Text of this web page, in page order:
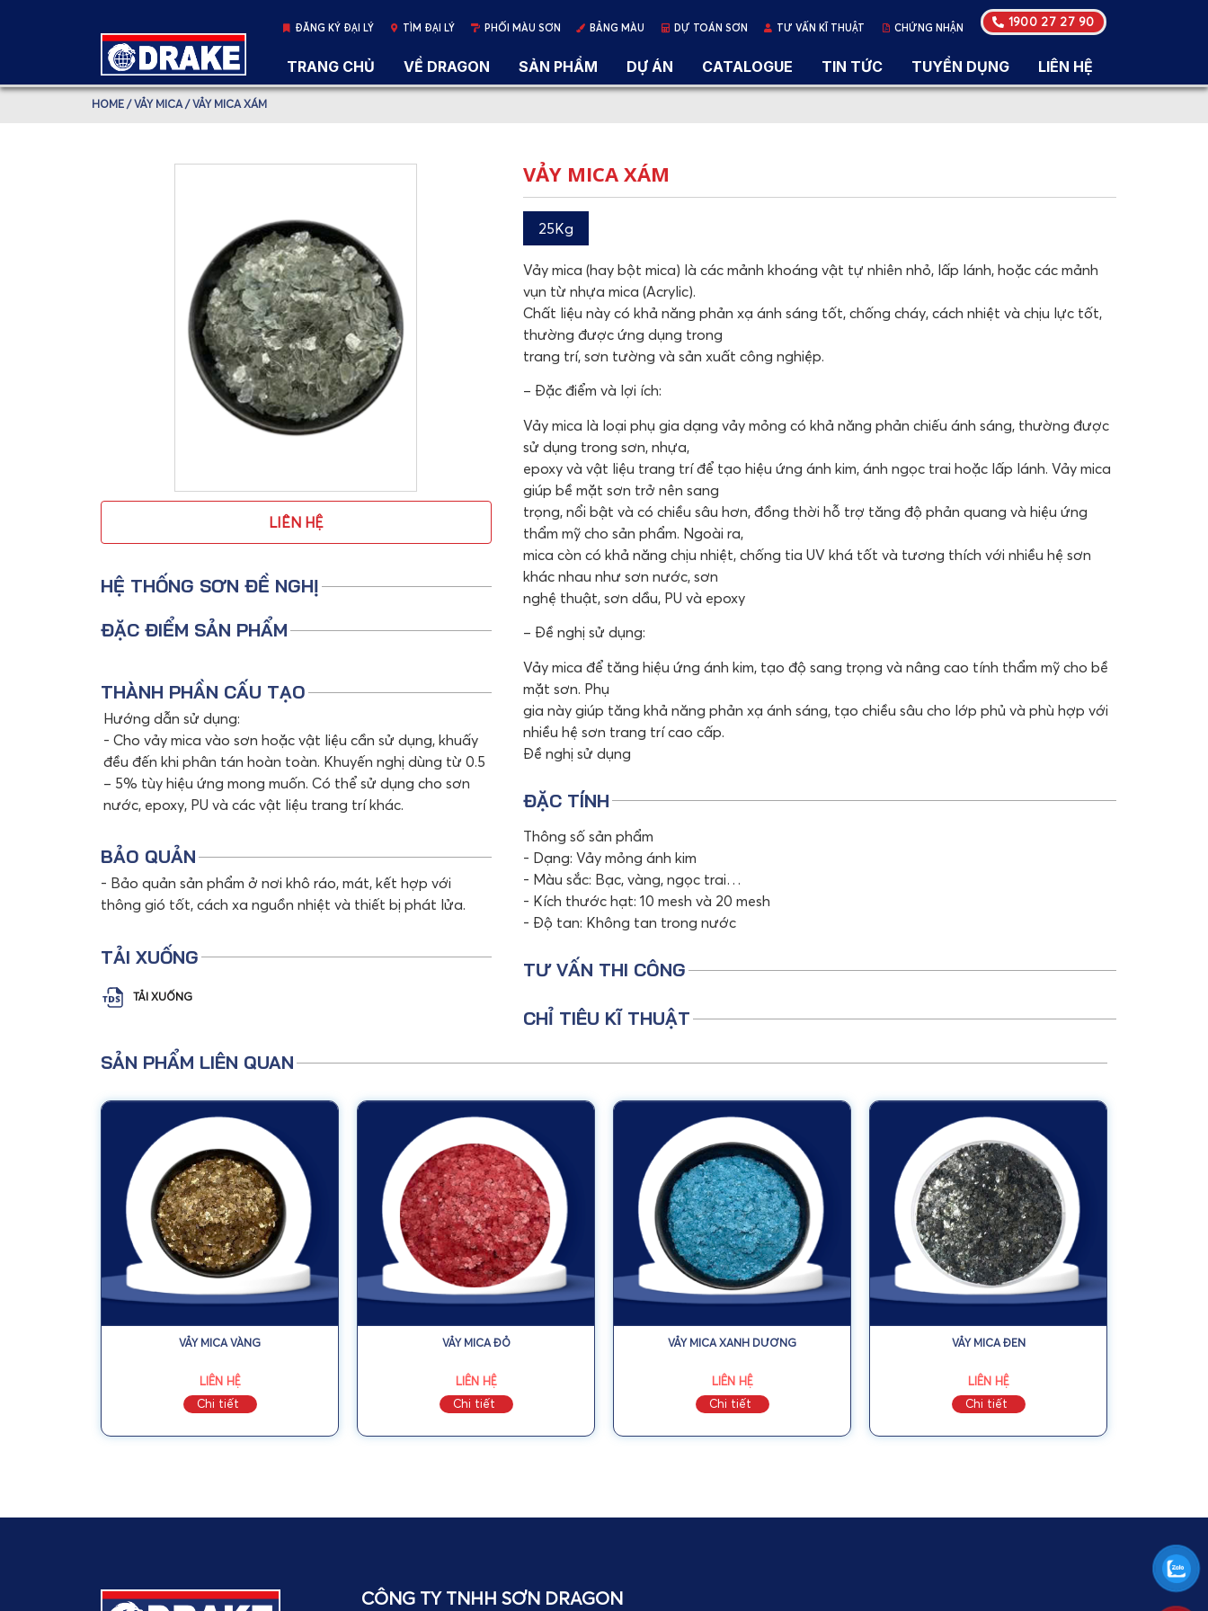
ĐĂNG KÝ ĐẠI LÝ TÌM ĐẠI LÝ PHỐI MÀU SƠN BẢNG MÀU DỰ TOÁN SƠN TƯ VẤN KĨ THUẬT CHỨNG NHẬN 1900 27 27 90
TRANG CHỦ VỀ DRAGON SẢN PHẨM DỰ ÁN CATALOGUE TIN TỨC TUYỂN DỤNG LIÊN HỆ
HOME /VẢY MICA/ VẢY MICA XÁM
LIÊN HỆ
HỆ THỐNG SƠN ĐỀ NGHỊ
ĐẶC ĐIỂM SẢN PHẨM
THÀNH PHẦN CẤU TẠO
Hướng dẫn sử dụng:
- Cho vảy mica vào sơn hoặc vật liệu cần sử dụng, khuấy
đều đến khi phân tán hoàn toàn. Khuyến nghị dùng từ 0.5
– 5% tùy hiệu ứng mong muốn. Có thể sử dụng cho sơn
nước, epoxy, PU và các vật liệu trang trí khác.
BẢO QUẢN
- Bảo quản sản phẩm ở nơi khô ráo, mát, kết hợp với
thông gió tốt, cách xa nguồn nhiệt và thiết bị phát lửa.
TẢI XUỐNG
TẢI XUỐNG
VẢY MICA XÁM
25Kg
Vảy mica (hay bột mica) là các mảnh khoáng vật tự nhiên nhỏ, lấp lánh, hoặc các mảnh
vụn từ nhựa mica (Acrylic).
Chất liệu này có khả năng phản xạ ánh sáng tốt, chống cháy, cách nhiệt và chịu lực tốt,
thường được ứng dụng trong
trang trí, sơn tường và sản xuất công nghiệp.
– Đặc điểm và lợi ích:
Vảy mica là loại phụ gia dạng vảy mỏng có khả năng phản chiếu ánh sáng, thường được
sử dụng trong sơn, nhựa,
epoxy và vật liệu trang trí để tạo hiệu ứng ánh kim, ánh ngọc trai hoặc lấp lánh. Vảy mica
giúp bề mặt sơn trở nên sang
trọng, nổi bật và có chiều sâu hơn, đồng thời hỗ trợ tăng độ phản quang và hiệu ứng
thẩm mỹ cho sản phẩm. Ngoài ra,
mica còn có khả năng chịu nhiệt, chống tia UV khá tốt và tương thích với nhiều hệ sơn
khác nhau như sơn nước, sơn
nghệ thuật, sơn dầu, PU và epoxy
– Đề nghị sử dụng:
Vảy mica để tăng hiệu ứng ánh kim, tạo độ sang trọng và nâng cao tính thẩm mỹ cho bề
mặt sơn. Phụ
gia này giúp tăng khả năng phản xạ ánh sáng, tạo chiều sâu cho lớp phủ và phù hợp với
nhiều hệ sơn trang trí cao cấp.
Đề nghị sử dụng
ĐẶC TÍNH
Thông số sản phẩm
- Dạng: Vảy mỏng ánh kim
- Màu sắc: Bạc, vàng, ngọc trai…
- Kích thước hạt: 10 mesh và 20 mesh
- Độ tan: Không tan trong nước
TƯ VẤN THI CÔNG
CHỈ TIÊU KĨ THUẬT
SẢN PHẨM LIÊN QUAN
VẢY MICA VÀNG
LIÊN HỆ
Chi tiết
VẢY MICA ĐỎ
LIÊN HỆ
Chi tiết
VẢY MICA XANH DƯƠNG
LIÊN HỆ
Chi tiết
VẢY MICA ĐEN
LIÊN HỆ
Chi tiết
CÔNG TY TNHH SƠN DRAGON